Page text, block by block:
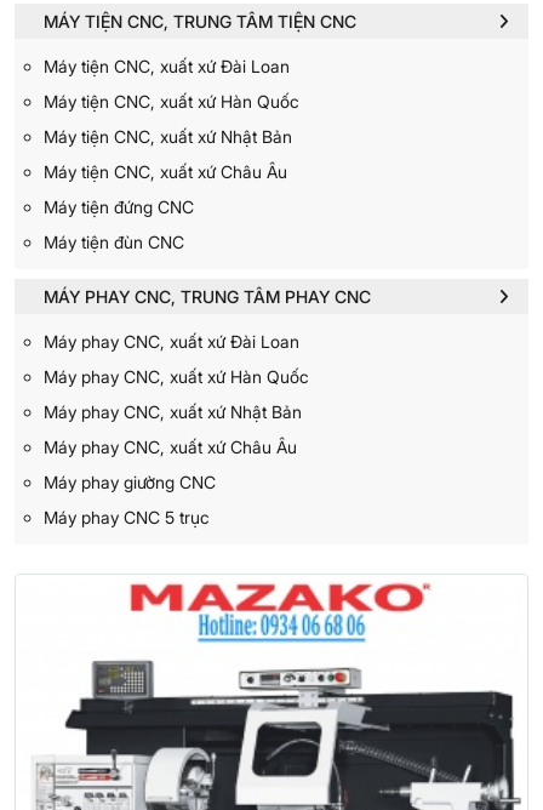
MÁY TIỆN CNC, TRUNG TÂM TIỆN CNC
Máy tiện CNC, xuất xứ Đài Loan
Máy tiện CNC, xuất xứ Hàn Quốc
Máy tiện CNC, xuất xứ Nhật Bản
Máy tiện CNC, xuất xứ Châu Âu
Máy tiện đứng CNC
Máy tiện đùn CNC
MÁY PHAY CNC, TRUNG TÂM PHAY CNC
Máy phay CNC, xuất xứ Đài Loan
Máy phay CNC, xuất xứ Hàn Quốc
Máy phay CNC, xuất xứ Nhật Bản
Máy phay CNC, xuất xứ Châu Âu
Máy phay giường CNC
Máy phay CNC 5 trục